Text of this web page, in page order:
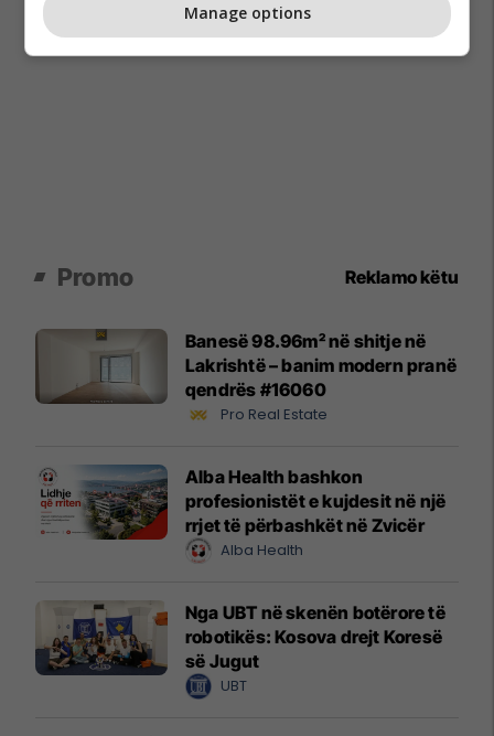
Promo Reklamo këtu
Banesë 98.96m² në shitje në
Lakrishtë – banim modern pranë
qendrës #16060
Pro Real Estate
Alba Health bashkon
profesionistët e kujdesit në një
rrjet të përbashkët në Zvicër
Alba Health
Nga UBT në skenën botërore të
robotikës: Kosova drejt Koresë
së Jugut
UBT
Manage options